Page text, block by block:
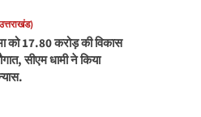
को 17.80 करोड़ की विकास
सीएम धामी ने किया